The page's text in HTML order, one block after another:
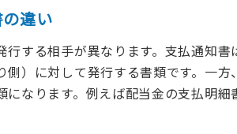
違い
行する相手が異なります。支払通知
側）に対して発行する書類です。一
になります。例えば配当金の支払明